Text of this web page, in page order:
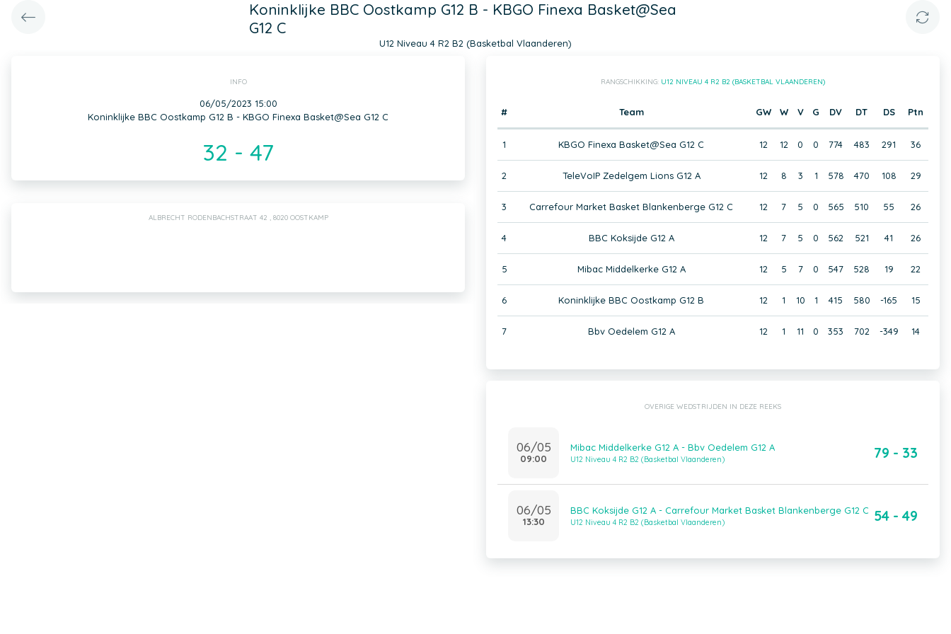
Koninklijke BBC Oostkamp G12 B - KBGO Finexa Basket@Sea
G12 C
U12 Niveau 4 R2 B2 (Basketbal Vlaanderen)
INFO
06/05/2023 15:00
Koninklijke BBC Oostkamp G12 B - KBGO Finexa Basket@Sea G12 C
32 - 47
ALBRECHT RODENBACHSTRAAT 42 , 8020 OOSTKAMP
RANGSCHIKKING: U12 NIVEAU 4 R2 B2 (BASKETBAL VLAANDEREN)
# Team GW W V G DV DT DS Ptn
1 KBGO Finexa Basket@Sea G12 C 12 12 0 0 774 483 291 36
2 TeleVoIP Zedelgem Lions G12 A 12 8 3 1 578 470 108 29
3 Carrefour Market Basket Blankenberge G12 C 12 7 5 0 565 510 55 26
4 BBC Koksijde G12 A 12 7 5 0 562 521 41 26
5 Mibac Middelkerke G12 A 12 5 7 0 547 528 19 22
6 Koninklijke BBC Oostkamp G12 B 12 1 10 1 415 580 -165 15
7 Bbv Oedelem G12 A 12 1 11 0 353 702 -349 14
OVERIGE WEDSTRIJDEN IN DEZE REEKS
06/05
09:00
Mibac Middelkerke G12 A - Bbv Oedelem G12 A
U12 Niveau 4 R2 B2 (Basketbal Vlaanderen) 79 - 33
06/05
13:30
BBC Koksijde G12 A - Carrefour Market Basket Blankenberge G12 C
U12 Niveau 4 R2 B2 (Basketbal Vlaanderen) 54 - 49